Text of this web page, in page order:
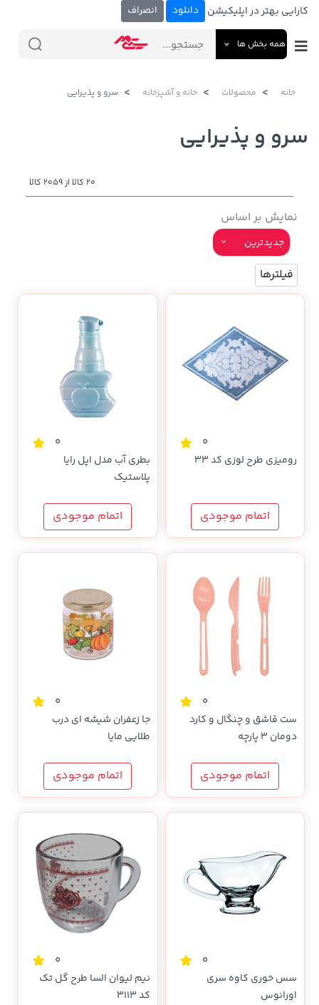
کارایی بهتر در اپلیکیشن دانلود انصراف
همه بخش ها
خانه محصولات خانه و آشپزخانه سرو و پذیرایی
سرو و پذیرایی
20 کالا از 2059 کالا
نمایش بر اساس
جدیدترین
فیلترها
0
رومیزی طرح لوزی کد 33
اتمام موجودی
0
بطری آب مدل اپل رایا
پلاستیک
اتمام موجودی
0
ست قاشق و چنگال و کارد
دومان 3 پارچه
اتمام موجودی
0
جا زعفران شیشه ای درب
طلایی مایا
اتمام موجودی
0
سس خوری کاوه سری
اورانوس
0
نیم لیوان السا طرح گل تک
کد 3113